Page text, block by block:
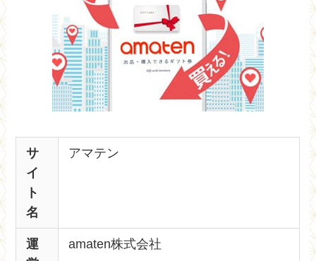
サ
イ
ト
名
アマテン
運
amaten株式会社